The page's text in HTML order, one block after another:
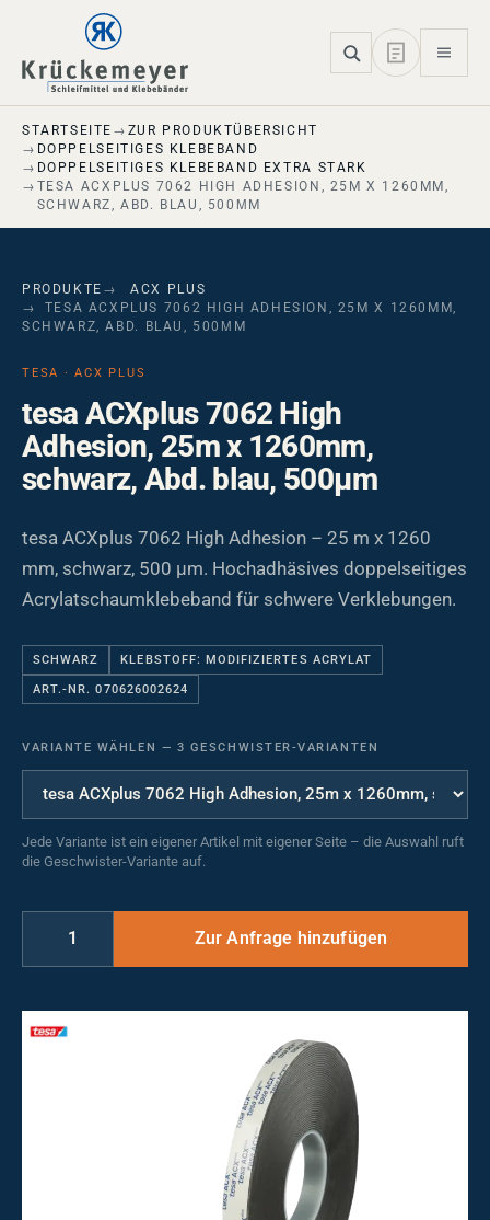
Skip to main navigation
Skip to main content
Skip to page footer
STARTSEITE
ZUR PRODUKTÜBERSICHT
DOPPELSEITIGES KLEBEBAND
DOPPELSEITIGES KLEBEBAND EXTRA STARK
TESA ACXPLUS 7062 HIGH ADHESION, 25M X 1260MM,
SCHWARZ, ABD. BLAU, 500ΜM
PRODUKTE
ACX PLUS
TESA ACXPLUS 7062 HIGH ADHESION, 25M X 1260MM,
SCHWARZ, ABD. BLAU, 500ΜM
TESA · ACX PLUS
tesa ACXplus 7062 High
Adhesion, 25m x 1260mm,
schwarz, Abd. blau, 500µm
tesa ACXplus 7062 High Adhesion – 25 m x 1260
mm, schwarz, 500 µm. Hochadhäsives doppelseitiges
Acrylatschaumklebeband für schwere Verklebungen.
SCHWARZ KLEBSTOFF: MODIFIZIERTES ACRYLAT
ART.-NR. 070626002624
VARIANTE WÄHLEN — 3 GESCHWISTER-VARIANTEN
Jede Variante ist ein eigener Artikel mit eigener Seite – die Auswahl ruft
die Geschwister-Variante auf.